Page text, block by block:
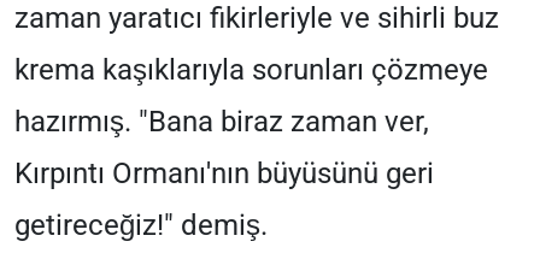
zaman yaratıcı fikirleriyle ve sihirli buz
krema kaşıklarıyla sorunları çözmeye
hazırmış. "Bana biraz zaman ver,
Kırpıntı Ormanı'nın büyüsünü geri
getireceğiz!" demiş.